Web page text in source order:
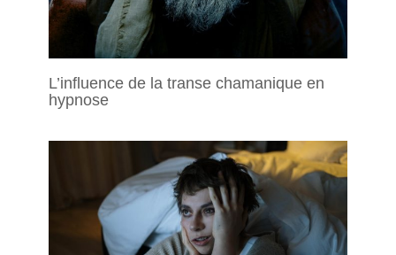
L’influence de la transe chamanique en
hypnose